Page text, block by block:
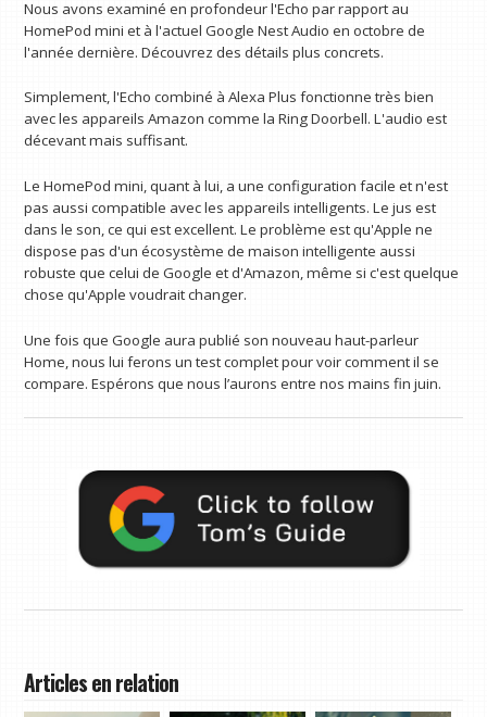
Nous avons examiné en profondeur l'Echo par rapport au
HomePod mini et à l'actuel Google Nest Audio en octobre de
l'année dernière. Découvrez des détails plus concrets.
Simplement, l'Echo combiné à Alexa Plus fonctionne très bien
avec les appareils Amazon comme la Ring Doorbell. L'audio est
décevant mais suffisant.
Le HomePod mini, quant à lui, a une configuration facile et n'est
pas aussi compatible avec les appareils intelligents. Le jus est
dans le son, ce qui est excellent. Le problème est qu'Apple ne
dispose pas d'un écosystème de maison intelligente aussi
robuste que celui de Google et d'Amazon, même si c'est quelque
chose qu'Apple voudrait changer.
Une fois que Google aura publié son nouveau haut-parleur
Home, nous lui ferons un test complet pour voir comment il se
compare. Espérons que nous l’aurons entre nos mains fin juin.
Articles en relation